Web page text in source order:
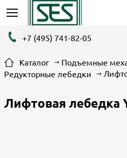
+7 (495) 741-82-05
Каталог
Подъемные
Редукторные лебедки
Лифтовая лебедка